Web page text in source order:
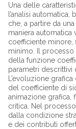
Una delle
l’analisi automatica,
che, a partire da
maniera
coefficiente minore,
minimo. Il
della funzione
parametri descrittivi
L’evoluzione
del coefficiente di
animazione grafica,
critica. Nel
dalla condizione
e dei contributi